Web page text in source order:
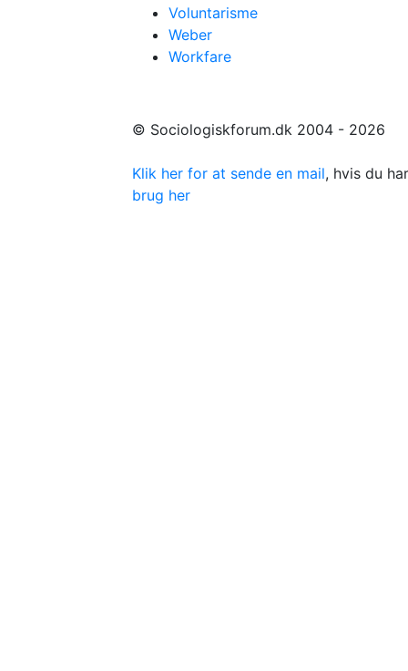
Voluntarisme
Weber
Workfare
© Sociologiskforum.dk 2004 - 2026
Klik her for at sende en mail, hvis du
brug her